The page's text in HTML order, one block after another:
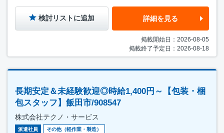
検討リストに追加 詳細を見る
掲載開始日：2026-08-05
掲載終了予定日：2026-08-18
長期安定＆未経験歓迎◎時給1,400円～【包装・梱
包スタッフ】飯田市/908547
株式会社テクノ・サービス
派遣社員 その他（軽作業・製造）